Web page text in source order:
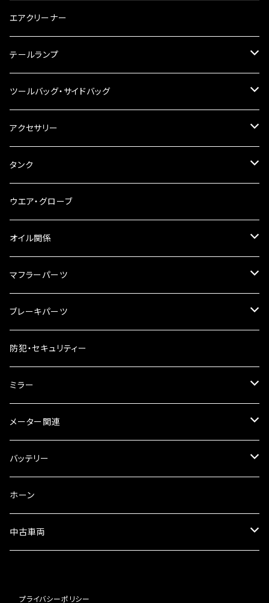
チェーン
工具類
ハンドルパーツ
ハンドルスイッチ
その他
ハンドルポスト
ハンドルブレース
ステアリングダンパー
ブレーキ・クラッチレバー
スマホホルダー
エアクリーナー
テールランプ
ナンバー灯
ツールバッグ・サイドバッグ
ツールバッグ
サイドバッグ
サイドバッグサポート
リアBOX
ハードケース
アクセサリー
USB電源
電装系
タンク
タンク本体
タンクキャップ
タンクシール
ケミカル
ウエア・グローブ
オイル関係
4スト用エンジンオイル
2スト用エンジンオイル
ギアオイル
オイルクーラー
ラジエーター
フォークオイル
マフラーパーツ
マフラーガード
バンテージタイプ
スリップオン
サイレンサー
ブレーキパーツ
ブレーキシュー
ブレーキパット
ブレーキオイル
その他
防犯・セキュリティー
ミラー
ミラー本体
ミラーアダプター
ミラーその他
メーター関連
スピードメーター
タコメーター
セット
バッテリー
バッテリー充電器
ホーン
中古車両
プライバシーポリシー